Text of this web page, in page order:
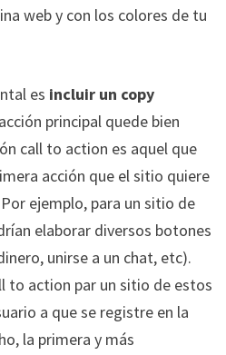
web y con los colores de tu
es incluir un copy
principal quede bien
call to action es aquel que
acción que el sitio quiere
ejemplo, para un sitio de
elaborar diversos botones
unirse a un chat, etc).
to action par un sitio de estos
a que se registre en la
la primera y más